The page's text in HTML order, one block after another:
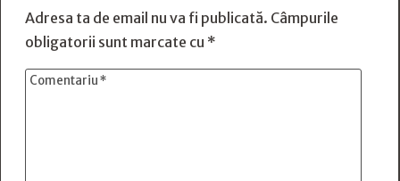
Adresa ta de email nu va fi publicată. Câmpurile
obligatorii sunt marcate cu *